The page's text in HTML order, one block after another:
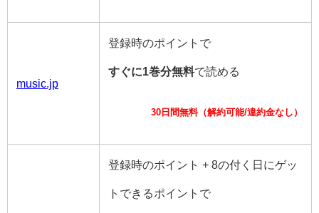
music.jp
登録時のポイントで
すぐに1巻分無料で読める
30日間無料（解約可能/違約金なし）
登録時のポイント + 8の付く日にゲッ
トできるポイントで